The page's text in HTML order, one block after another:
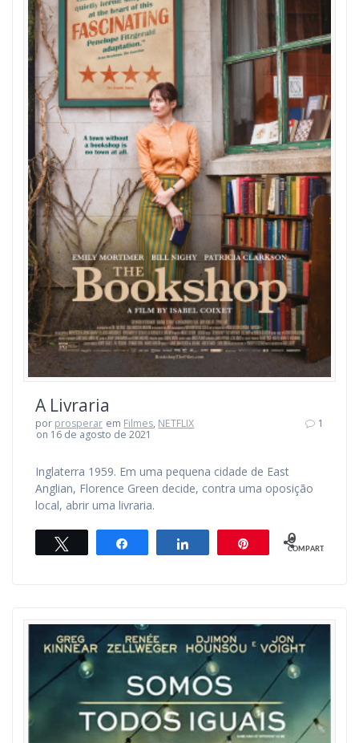
A Livraria
por prosperar em Filmes, NETFLIX
on 16 de agosto de 2021
1
Inglaterra 1959. Em uma pequena cidade de East
Anglian, Florence Green decide, contra uma oposição
local, abrir uma livraria.
Compartilhar Compartilhar 0
COMPART.